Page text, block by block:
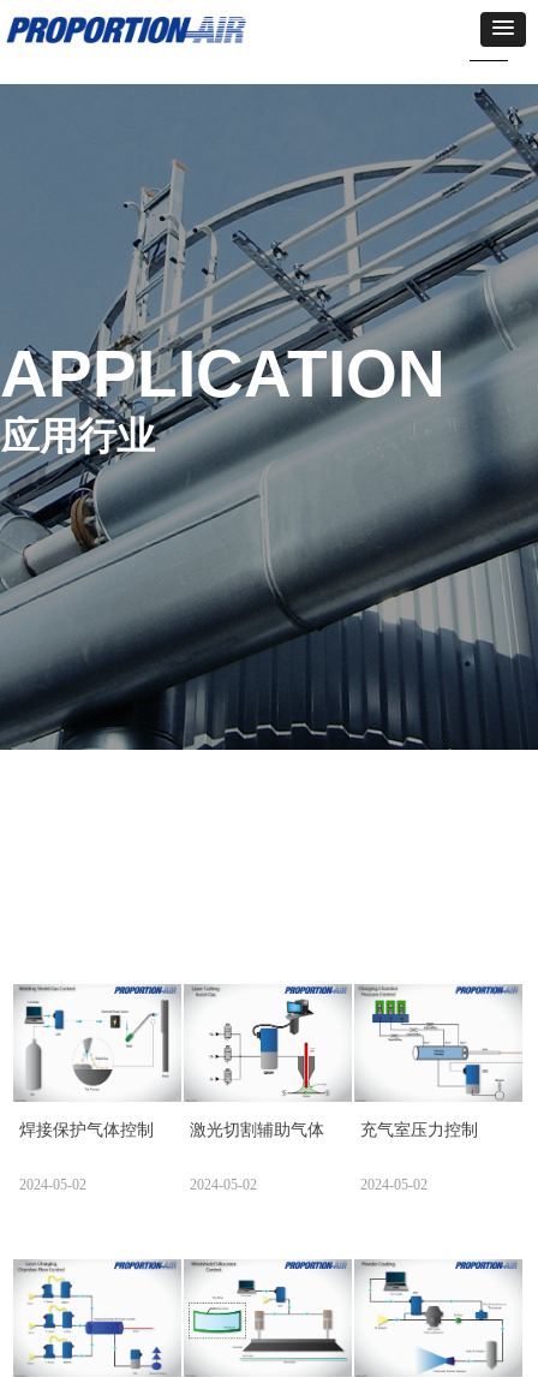
APPLICATION
应用行业
焊接保护气体控制
2024-05-02
激光切割辅助气体
2024-05-02
充气室压力控制
2024-05-02